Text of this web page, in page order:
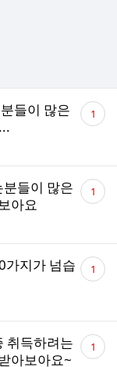
들이 많은
댓
글 1
들이 많은
아요
댓
글 1
가지가 넘습 댓
글 1
취득하려는
아보아요~
댓
글 1